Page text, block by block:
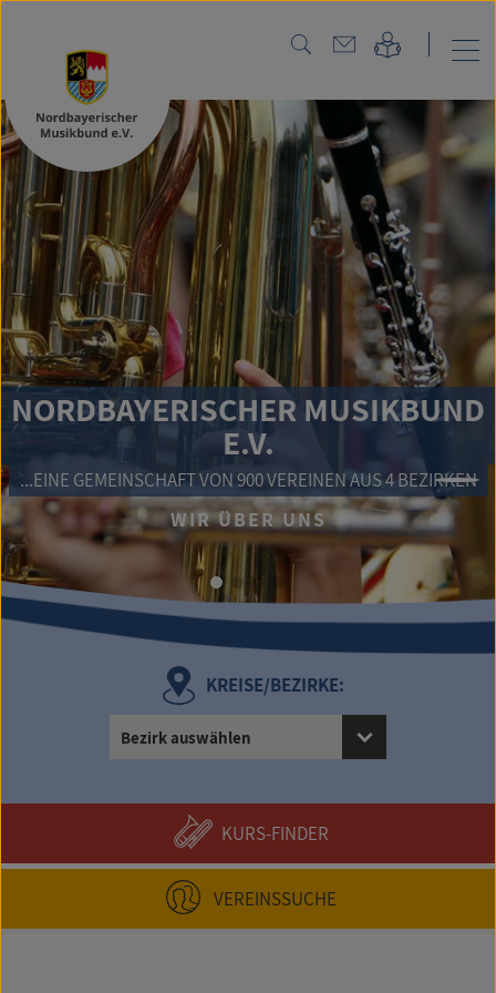
NORDBAYERISCHER MUSIKBUND
E.V.
...EINE GEMEINSCHAFT VON 900 VEREINEN AUS 4 BEZIRKEN
WIR ÜBER UNS
KREISE/BEZIRKE:
Bezirk auswählen
KURS-FINDER
VEREINSSUCHE